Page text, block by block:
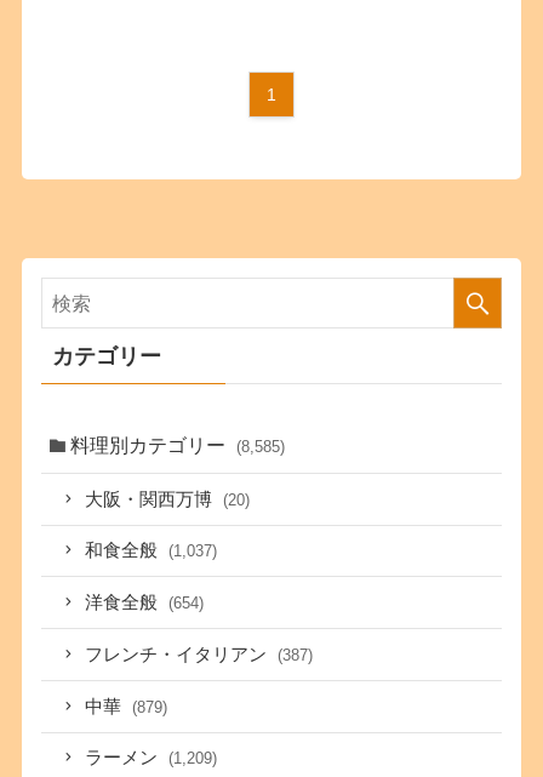
1
カテゴリー
料理別カテゴリー (8,585)
大阪・関西万博 (20)
和食全般 (1,037)
洋食全般 (654)
フレンチ・イタリアン (387)
中華 (879)
ラーメン (1,209)